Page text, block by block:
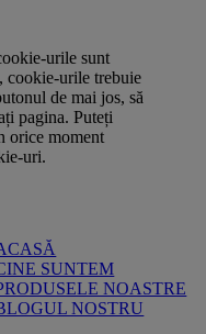
urile sunt
cookie-urile trebuie
de mai jos, să
pagina. Puteți
orice moment
uri.
SUNTEM
NOASTRE
NOSTRU